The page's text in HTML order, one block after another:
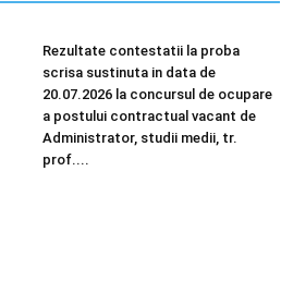
Rezultate contestatii la proba
scrisa sustinuta in data de
20.07.2026 la concursul de ocupare
a postului contractual vacant de
Administrator, studii medii, tr.
prof....